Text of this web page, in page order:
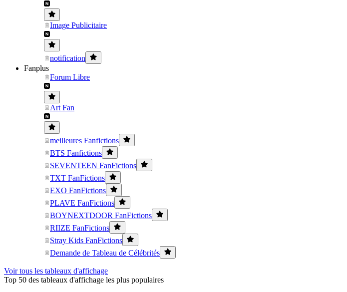
Image Publicitaire
notification
Fanplus
Forum Libre
Art Fan
meilleures Fanfictions
BTS Fanfictions
SEVENTEEN FanFictions
TXT FanFictions
EXO FanFictions
PLAVE FanFictions
BOYNEXTDOOR FanFictions
RIIZE FanFictions
Stray Kids FanFictions
Demande de Tableau de Célébrités
Voir tous les tableaux d'affichage
Top 50 des tableaux d'affichage les plus populaires